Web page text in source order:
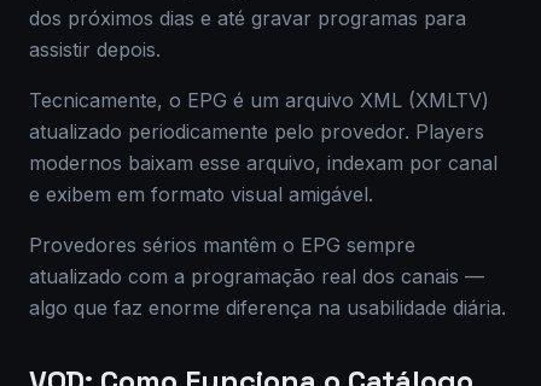
dos próximos dias e até gravar programas para
assistir depois.
Tecnicamente, o EPG é um arquivo XML (XMLTV)
atualizado periodicamente pelo provedor. Players
modernos baixam esse arquivo, indexam por canal
e exibem em formato visual amigável.
Provedores sérios mantêm o EPG sempre
atualizado com a programação real dos canais —
algo que faz enorme diferença na usabilidade diária.